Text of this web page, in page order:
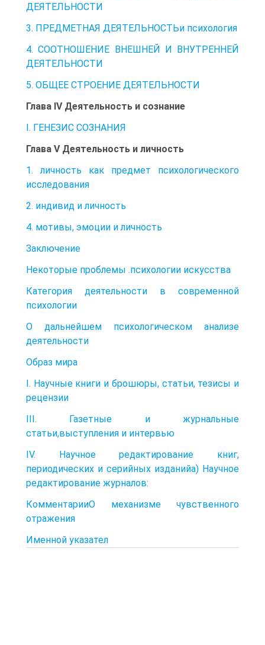
ДЕЯТЕЛЬНОСТИ
3. ПРЕДМЕТНАЯ ДЕЯТЕЛЬНОСТЬи психология
4. СООТНОШЕНИЕ ВНЕШНЕЙ И ВНУТРЕННЕЙ
ДЕЯТЕЛЬНОСТИ
5. ОБЩЕЕ СТРОЕНИЕ ДЕЯТЕЛЬНОСТИ
Глава IV Деятельность и сознание
I. ГЕНЕЗИС СОЗНАНИЯ
Глава V Деятельность и личность
1. личность как предмет психологического
исследования
2. индивид и личность
4. мотивы, эмоции и личность
Заключение
Некоторые проблемы .психологии искусства
Категория деятельности в современной
психологии
О дальнейшем психологическом анализе
деятельности
Образ мира
I. Научные книги и брошюры, статьи, тезисы и
рецензии
III. Газетные и журнальные
статьи,выступления и интервью
IV. Научное редактирование книг,
периодических и серийных изданийа) Научное
редактирование журналов:
КомментарииО механизме чувственного
отражения
Именной указател